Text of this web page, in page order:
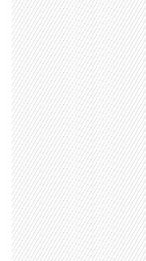
©
Producción
Política de
Valores